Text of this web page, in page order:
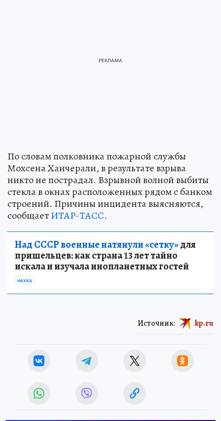
По словам полковника пожарной службы
Мохсена Ханчерали, в результате взрыва
никто не пострадал. Взрывной волной выбиты
стекла в окнах расположенных рядом с банком
строений. Причины инцидента выясняются,
сообщаетИТАР-ТАСС.
Над СССР военные натянули «сетку»для
пришельцев: как страна 13 лет тайно
искала и изучала инопланетных гостей
НАУКА
Источник: kp.ru